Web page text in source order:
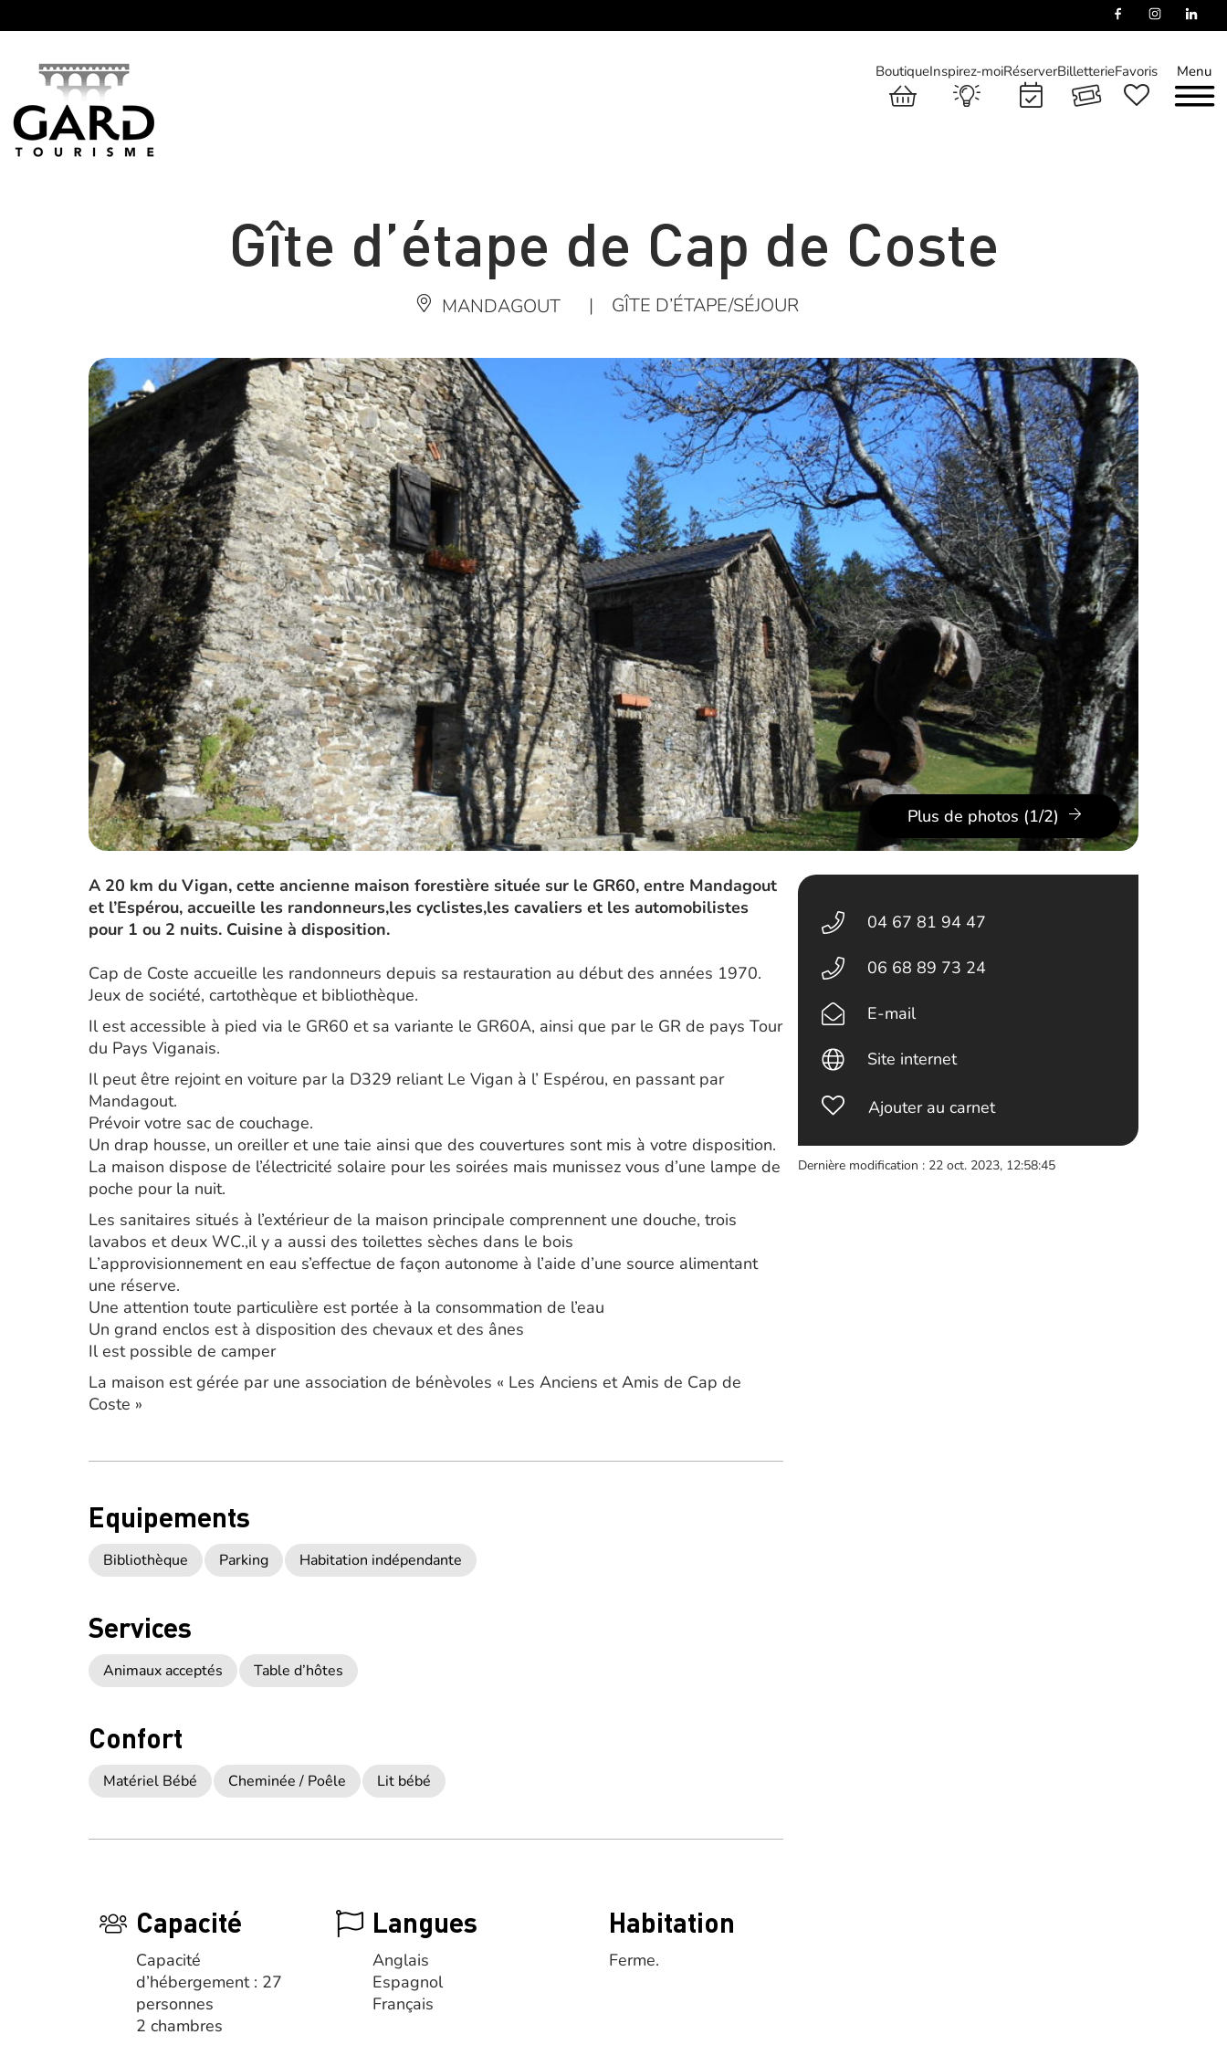
Menu
BoutiqueInspirez-moiRéserverBilletterieFavoris
Gîte d’étape de Cap de Coste
MANDAGOUT | GÎTE D’ÉTAPE/SÉJOUR
Plus de photos (1/2)
A 20 km du Vigan, cette ancienne maison forestière située sur le GR60, entre Mandagout
et l’Espérou, accueille les randonneurs,les cyclistes,les cavaliers et les automobilistes
pour 1 ou 2 nuits. Cuisine à disposition.
Cap de Coste accueille les randonneurs depuis sa restauration au début des années 1970.
Jeux de société, cartothèque et bibliothèque.
Il est accessible à pied via le GR60 et sa variante le GR60A, ainsi que par le GR de pays Tour
du Pays Viganais.
Il peut être rejoint en voiture par la D329 reliant Le Vigan à l’ Espérou, en passant par
Mandagout.
Prévoir votre sac de couchage.
Un drap housse, un oreiller et une taie ainsi que des couvertures sont mis à votre disposition.
La maison dispose de l’électricité solaire pour les soirées mais munissez vous d’une lampe de
poche pour la nuit.
Les sanitaires situés à l’extérieur de la maison principale comprennent une douche, trois
lavabos et deux WC.,il y a aussi des toilettes sèches dans le bois
L’approvisionnement en eau s’effectue de façon autonome à l’aide d’une source alimentant
une réserve.
Une attention toute particulière est portée à la consommation de l’eau
Un grand enclos est à disposition des chevaux et des ânes
Il est possible de camper
La maison est gérée par une association de bénèvoles « Les Anciens et Amis de Cap de
Coste »
Equipements
Bibliothèque Parking Habitation indépendante
Services
Animaux acceptés Table d’hôtes
Confort
Matériel Bébé Cheminée / Poêle Lit bébé
Capacité
Capacité
d’hébergement : 27
personnes
2 chambres
Langues
Anglais
Espagnol
Français
Habitation
Ferme.
04 67 81 94 47
06 68 89 73 24
E-mail
Site internet
Ajouter au carnet
Dernière modification : 22 oct. 2023, 12:58:45